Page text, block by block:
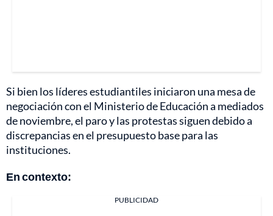
Si bien los líderes estudiantiles iniciaron una mesa de
negociación con el Ministerio de Educación a mediados
de noviembre, el paro y las protestas siguen debido a
discrepancias en el presupuesto base para las
instituciones.
En contexto:
PUBLICIDAD